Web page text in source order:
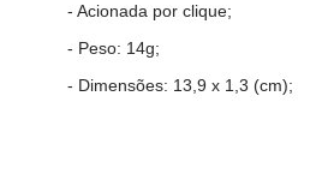
- Acionada por clique;
- Peso: 14g;
- Dimensões: 13,9 x 1,3 (cm);